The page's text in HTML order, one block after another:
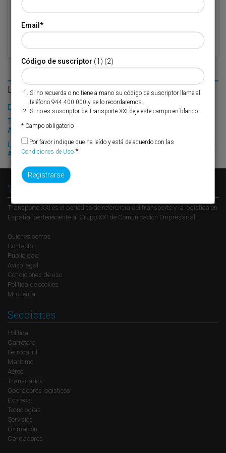
de Uso
LO MÁS LEÍDO
El Puerto de Valencia crecerá en oferta ro-pax
Trasmediterránea refuerza sus operaciones entre Almería y
Argelia
La burocracia sitúa ‘en vía muerta’ los apartaderos ferroviarios de
Algeciras
Transporte XXI
Transporte XXI es el periódico de referencia del transporte y la logística en
España, perteneciente al Grupo XXI de Comunicación Empresarial.
Quienes somos
Contacto
Publicidad
Aviso legal
Condiciones de uso
Política de cookies
Mi cuenta
Secciones
Política
Carretera
Ferrocarril
Marítimo
Aéreo
Transitarios
Operadores logísticos
Express
Tecnologías
Servicios
Formación
Cargadores
Email*
Código de suscriptor (1) (2)
Si no recuerda o no tiene a mano su código de suscriptor llame al
teléfono 944 400 000 y se lo recordaremos.
Si no es suscriptor de Transporte XXI deje este campo en blanco.
* Campo obligatorio
Por favor indique que ha leído y está de acuerdo con las
Condiciones de Uso *